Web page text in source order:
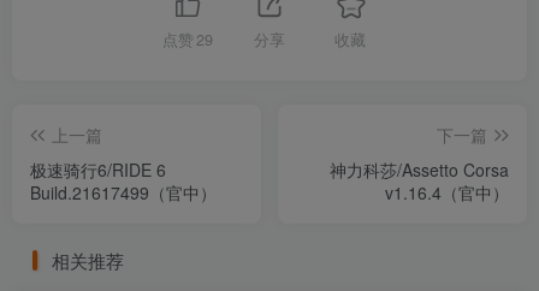
点赞 29 分享 收藏
上一篇
极速骑行6/RIDE 6
Build.21617499（官中）
下一篇
神力科莎/Assetto Corsa
v1.16.4（官中）
相关推荐